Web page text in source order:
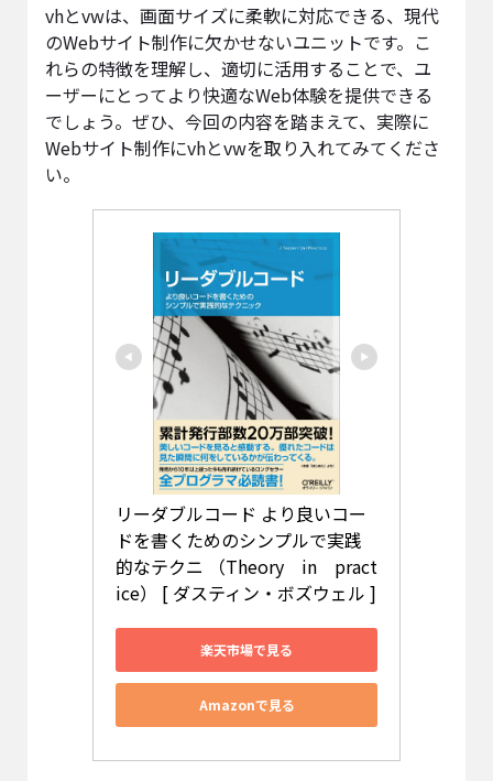
vhとvwは、画面サイズに柔軟に対応できる、現代
のWebサイト制作に欠かせないユニットです。こ
れらの特徴を理解し、適切に活用することで、ユ
ーザーにとってより快適なWeb体験を提供できる
でしょう。ぜひ、今回の内容を踏まえて、実際に
Webサイト制作にvhとvwを取り入れてみてくださ
い。
リーダブルコード より良いコー
ドを書くためのシンプルで実践
的なテクニ （Theory　in　pract
ice） [ ダスティン・ボズウェル ]
楽天市場で見る
Amazonで見る